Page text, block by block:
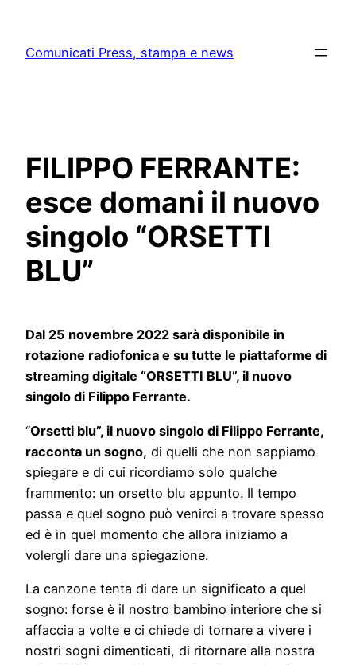
content
Comunicati Press, stampa e news
FILIPPO FERRANTE:
esce domani il nuovo
singolo “ORSETTI
BLU”
Dal 25 novembre 2022 sarà disponibile in
rotazione radiofonica e su tutte le piattaforme di
streaming digitale “ORSETTI BLU”, il nuovo
singolo di Filippo Ferrante.
“Orsetti blu”, il nuovo singolo di Filippo Ferrante,
racconta un sogno, di quelli che non sappiamo
spiegare e di cui ricordiamo solo qualche
frammento: un orsetto blu appunto. Il tempo
passa e quel sogno può venirci a trovare spesso
ed è in quel momento che allora iniziamo a
volergli dare una spiegazione.
La canzone tenta di dare un significato a quel
sogno: forse è il nostro bambino interiore che si
affaccia a volte e ci chiede di tornare a vivere i
nostri sogni dimenticati, di ritornare alla nostra